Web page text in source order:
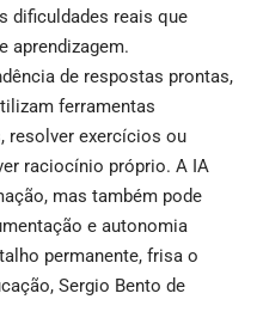
dificuldades reais que
aprendizagem.
de respostas prontas,
ferramentas
resolver exercícios ou
raciocínio próprio. A IA
mas também pode
e autonomia
permanente, frisa o
Sergio Bento de